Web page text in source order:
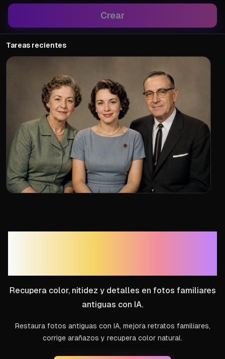
Crear
Tareas recientes
Recupera color, nitidez y detalles en fotos familiares
antiguas con IA.
Restaura fotos antiguas con IA, mejora retratos familiares,
corrige arañazos y recupera color natural.